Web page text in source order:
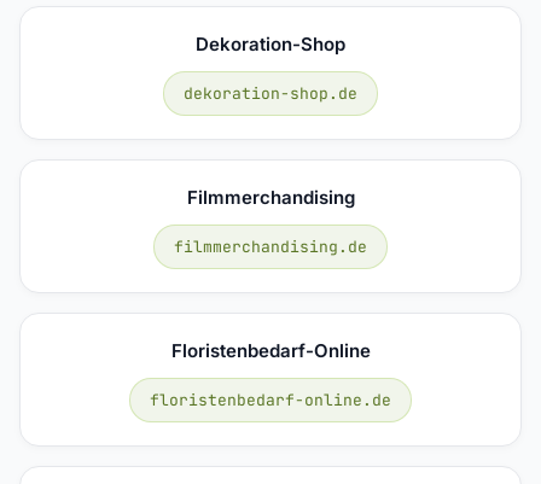
Dekoration-Shop
dekoration-shop.de
Filmmerchandising
filmmerchandising.de
Floristenbedarf-Online
floristenbedarf-online.de